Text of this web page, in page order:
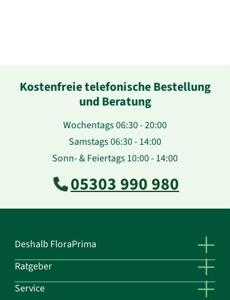
Kostenfreie telefonische Bestellung
und Beratung
Wochentags 06:30 - 20:00
Samstags 06:30 - 14:00
Sonn- & Feiertags 10:00 - 14:00
05303 990 980
Deshalb FloraPrima
Ratgeber
Service